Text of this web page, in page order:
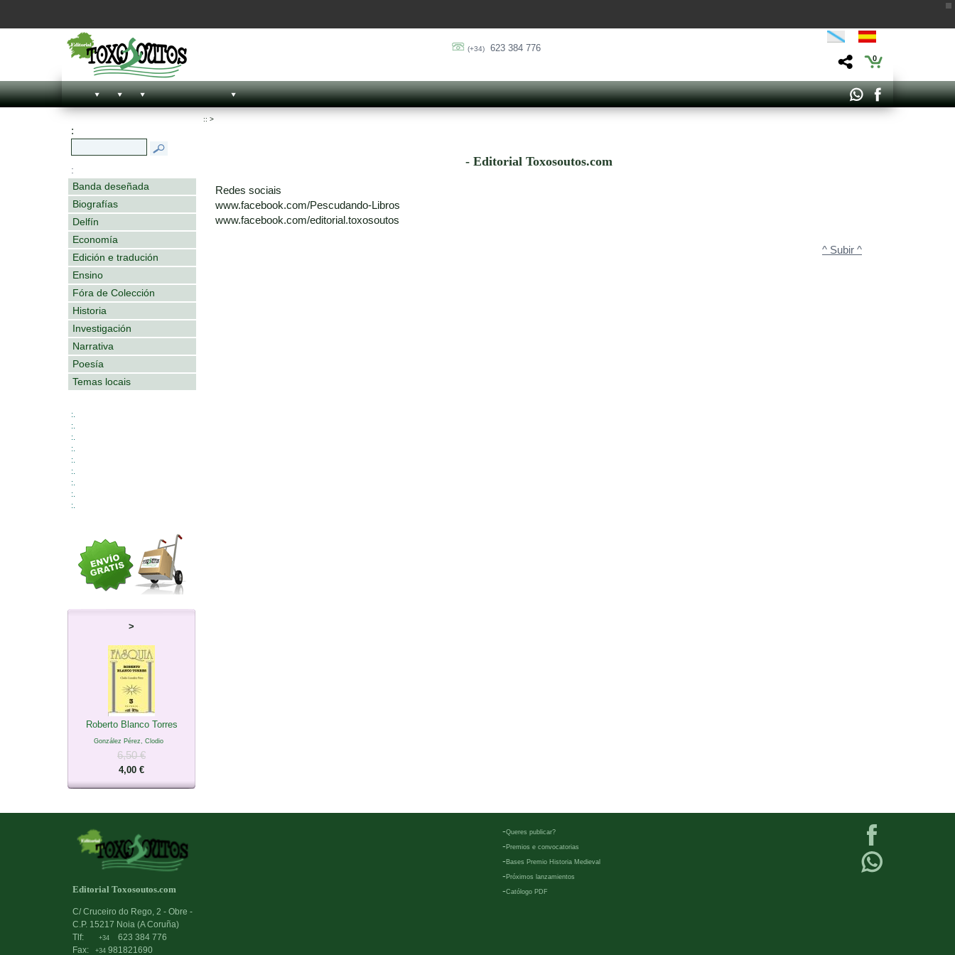
(+34) 623 384 776
0
:
:
Banda deseñada
Biografías
Delfín
Economía
Edición e tradución
Ensino
Fóra de Colección
Historia
Investigación
Narrativa
Poesía
Temas locais
:.
:.
:.
:.
:.
:.
:.
:.
:.
>
Roberto Blanco Torres
González Pérez, Clodio
6,50 €
4,00 €
:: >
- Editorial Toxosoutos.com
Redes sociais
www.facebook.com/Pescudando-Libros
www.facebook.com/editorial.toxosoutos
^ Subir ^
Editorial Toxosoutos.com
C/ Cruceiro do Rego, 2 - Obre -
C.P. 15217 Noia (A Coruña)
Tlf:
+34
623 384 776
Fax:
+34 981821690
-Queres publicar?
- Premios e convocatorias
- Bases Premio Historia Medieval
- Próximos lanzamientos
-Católogo PDF